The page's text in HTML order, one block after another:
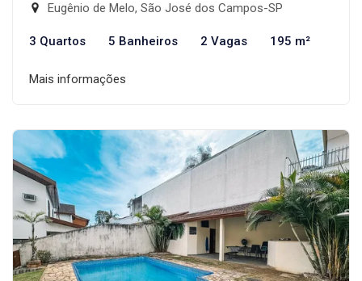
Eugênio de Melo, São José dos Campos-SP
3 Quartos 5 Banheiros 2 Vagas 195 m²
Mais informações